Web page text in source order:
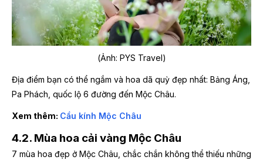
(Ảnh: PYS Travel)
Địa điểm bạn có thể ngắm và hoa dã quỳ đẹp nhất: Bảng Áng,
Pa Phách, quốc lộ 6 đường đến Mộc Châu.
Xem thêm: Cầu kính Mộc Châu
4.2. Mùa hoa cải vàng Mộc Châu
7 mùa hoa đẹp ở Mộc Châu, chắc chắn không thể thiếu những